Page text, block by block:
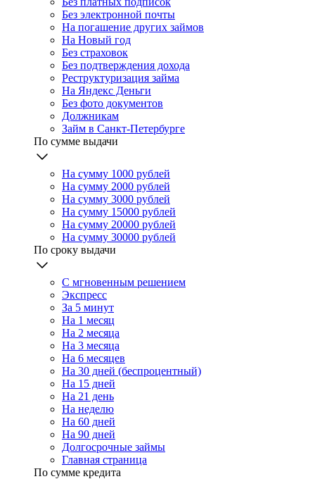
Без электронной почты
На погашение других займов
На Новый год
Без страховок
Без подтверждения дохода
Реструктуризация займа
На Яндекс Деньги
Без фото документов
Должникам
Займ в Санкт-Петербурге
По сумме выдачи
На сумму 1000 рублей
На сумму 2000 рублей
На сумму 3000 рублей
На сумму 15000 рублей
На сумму 20000 рублей
На сумму 30000 рублей
По сроку выдачи
С мгновенным решением
Экспресс
За 5 минут
На 1 месяц
На 2 месяца
На 3 месяца
На 6 месяцев
На 30 дней (беспроцентный)
На 15 дней
На 21 день
На неделю
На 60 дней
На 90 дней
Долгосрочные займы
Главная страница
По сумме кредита